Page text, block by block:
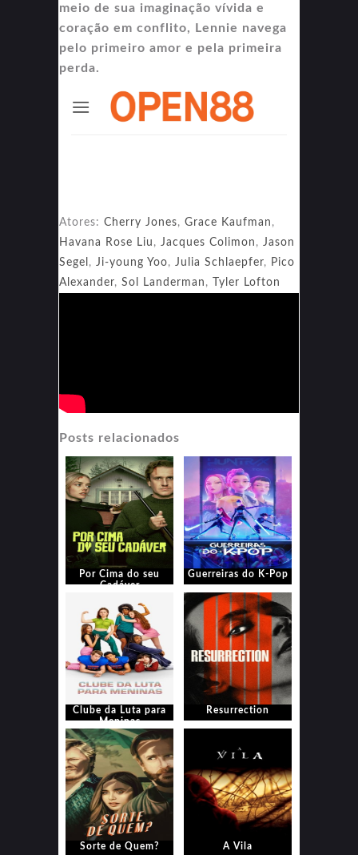
meio de sua imaginação vívida e
coração em conflito, Lennie navega
pelo primeiro amor e pela primeira
perda.
Atores: Cherry Jones, Grace Kaufman ,
Havana Rose Liu , Jacques Colimon , Jason
Segel , Ji-young Yoo, Julia Schlaepfer, Pico
Alexander, Sol Landerman , Tyler Lofton
Posts relacionados
Por Cima do seu
Cadáver
Guerreiras do K-Pop
Clube da Luta para
Meninas
Resurrection
Sorte de Quem? A Vila